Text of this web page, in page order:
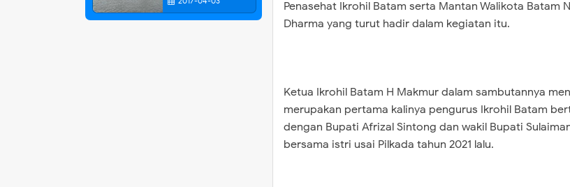
Penasehat Ikrohil Batam serta Mantan Walikota Batam
Dharma yang turut hadir dalam kegiatan itu.
Ketua Ikrohil Batam H Makmur dalam sambutannya
merupakan pertama kalinya pengurus Ikrohil Batam
dengan Bupati Afrizal Sintong dan wakil Bupati
bersama istri usai Pilkada tahun 2021 lalu.